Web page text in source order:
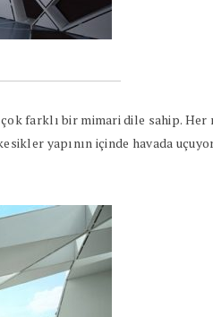
farklı bir mimari dile sahip. Her
yapının içinde havada